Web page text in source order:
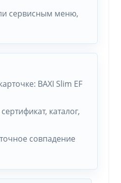
сервисным меню,
BAXI Slim EF
каталог,
совпадение